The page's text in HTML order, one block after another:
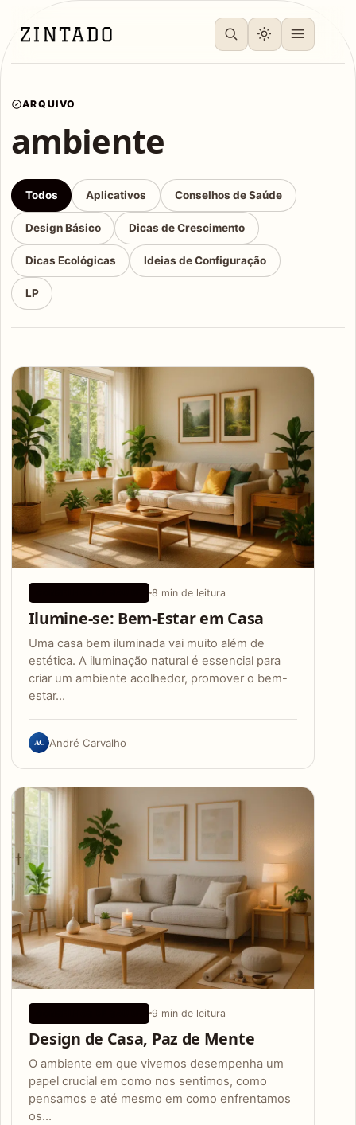
ARQUIVO
ambiente
Todos Aplicativos Conselhos de Saúde
Design Básico Dicas de Crescimento
Dicas Ecológicas Ideias de Configuração
LP
Articles
8 min de leitura
Ilumine-se: Bem-Estar em Casa
Uma casa bem iluminada vai muito além de
estética. A iluminação natural é essencial para
criar um ambiente acolhedor, promover o bem-
estar…
AC André Carvalho
9 min de leitura
Design de Casa, Paz de Mente
O ambiente em que vivemos desempenha um
papel crucial em como nos sentimos, como
pensamos e até mesmo em como enfrentamos
os…